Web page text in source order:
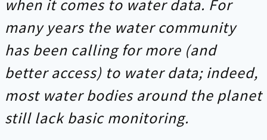
when it comes to water data. For
many years the water community
has been calling for more (and
better access) to water data; indeed,
most water bodies around the planet
still lack basic monitoring.